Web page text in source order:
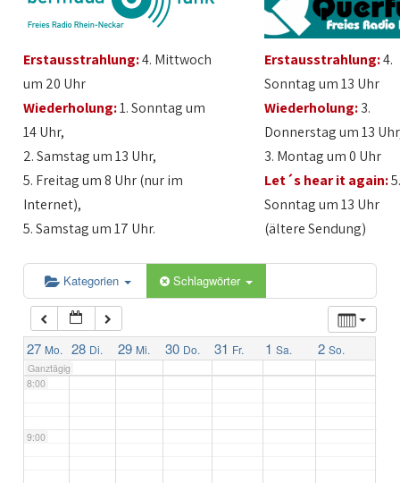
Erstausstrahlung:4. Mittwoch
um 20 Uhr
Wiederholung:1. Sonntag um
14 Uhr,
2. Samstag um 13 Uhr,
5. Freitag um 8 Uhr (nur im
Internet),
5. Samstag um 17 Uhr.
Erstausstrahlung:4.
Sonntag um 13 Uhr
Wiederholung:3.
Donnerstag um 13
3. Montag um 0 Uhr
Let´s hear it again:
Sonntag um 13 Uhr
(ältere Sendung)
Kategorien Schlagwörter
27 Mo. 28 Di. 29 Mi. 30 Do. 31 Fr. 1 Sa. 2 So.
Ganztägig
1:00
2:00
3:00
5:00
6:00
7:00
8:00
9:00